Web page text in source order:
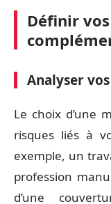
Définir
Analyser
Le choix d’une
risques liés à
exemple, un
profession
d’une